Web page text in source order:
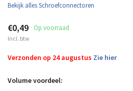
Bekijk alles Schroefconnectoren
€0,49 Op voorraad
Incl. btw
Verzonden op 24 augustus Zie hier
Volume voordeel: